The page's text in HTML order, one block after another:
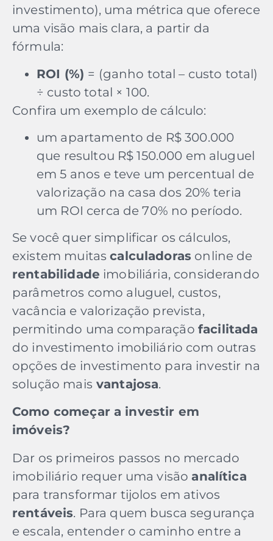
investimento), uma métrica que oferece
uma visão mais clara, a partir da
fórmula:
ROI (%) = (ganho total – custo total)
÷ custo total × 100.
Confira um exemplo de cálculo:
um apartamento de R$ 300.000
que resultou R$ 150.000 em aluguel
em 5 anos e teve um percentual de
valorização na casa dos 20% teria
um ROI cerca de 70% no período.
Se você quer simplificar os cálculos,
existem muitascalculadoras online de
rentabilidade imobiliária, considerando
parâmetros como aluguel, custos,
vacância e valorização prevista,
permitindo uma comparação facilitada
do investimento imobiliário com outras
opções de investimento para investir na
solução mais vantajosa.
Como começar a investir em
imóveis?
Dar os primeiros passos no mercado
imobiliário requer uma visãoanalítica
para transformar tijolos em ativos
rentáveis. Para quem busca segurança
e escala, entender o caminho entre a